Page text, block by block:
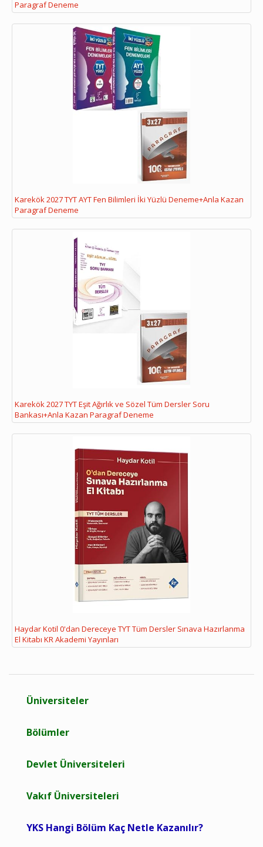
Paragraf Deneme
Karekök 2027 TYT AYT Fen Bilimleri İki Yüzlü Deneme+Anla Kazan
Paragraf Deneme
Karekök 2027 TYT Eşit Ağırlık ve Sözel Tüm Dersler Soru
Bankası+Anla Kazan Paragraf Deneme
Haydar Kotil 0'dan Dereceye TYT Tüm Dersler Sınava Hazırlanma
El Kitabı KR Akademi Yayınları
Üniversiteler
Bölümler
Devlet Üniversiteleri
Vakıf Üniversiteleri
YKS Hangi Bölüm Kaç Netle Kazanılır?